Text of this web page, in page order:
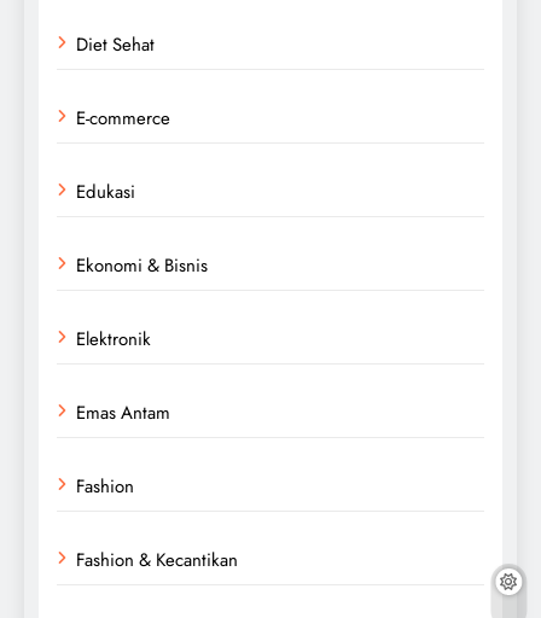
Diet Sehat
E-commerce
Edukasi
Ekonomi & Bisnis
Elektronik
Emas Antam
Fashion
Fashion & Kecantikan